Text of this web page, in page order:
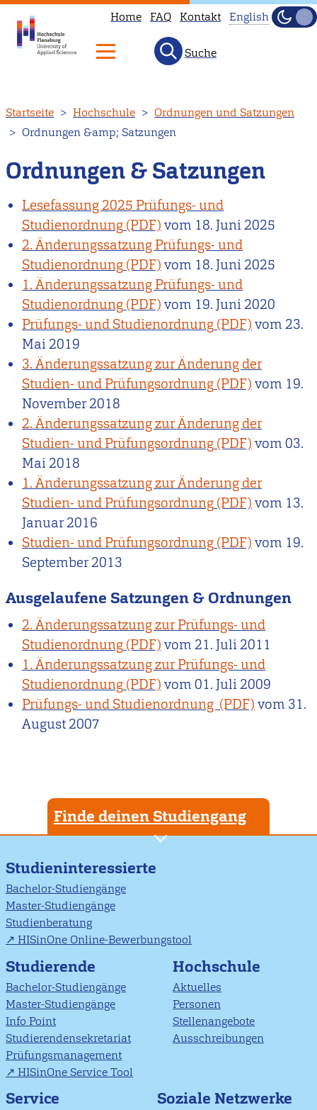
zum
Inhalt
Home FAQ Kontakt
not
English.
to
English
page
instead.
English
Hell
Suche
Startseite Hochschule
Ordnungen und Satzungen
Ordnungen &amp; Satzungen
Ordnungen & Satzungen
Lesefassung 2025 Prüfungs- und
Studienordnung
vom 18. Juni 2025
2. Änderungssatzung Prüfungs- und
Studienordnung
vom 18. Juni 2025
1. Änderungssatzung Prüfungs- und
Studienordnung
vom 19. Juni 2020
Prüfungs- und Studienordnung
vom23.
Mai 2019
3. Änderungssatzung zur Änderung der
Studien- und Prüfungsordnung
vom 19.
November 2018
2. Änderungssatzung zur Änderung der
Studien- und Prüfungsordnung
vom03.
Mai 2018
1. Änderungssatzung zur Änderung der
Studien- und Prüfungsordnung
vom 13.
Januar 2016
Studien- und Prüfungsordnung
vom 19.
September 2013
Ausgelaufene Satzungen & Ordnungen
2. Änderungssatzung zur Prüfungs- und
Studienordnung
vom21. Juli 2011
1. Änderungssatzung zur Prüfungs- und
Studienordnung
vom01. Juli 2009
Prüfungs- und Studienordnung
vom 31.
August 2007
Finde deinen Studiengang
Studieninteressierte
Bachelor-Studiengänge
Master-Studiengänge
Studienberatung
HISinOne Online-Bewerbungstool
Studierende
Bachelor-Studiengänge
Master-Studiengänge
Info Point
Studierendensekretariat
Prüfungsmanagement
HISinOne Service Tool
Hochschule
Aktuelles
Personen
Stellenangebote
Ausschreibungen
Service Soziale Netzwerke